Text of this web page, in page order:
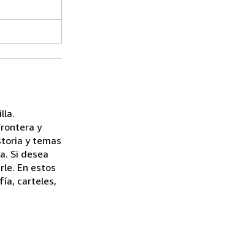
y
y temas
Si desea
En estos
carteles,